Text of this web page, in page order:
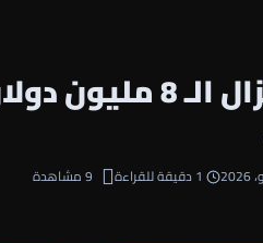
شوبير يفجرها :
1 دقيقة للقراءة 9 مشاهدة